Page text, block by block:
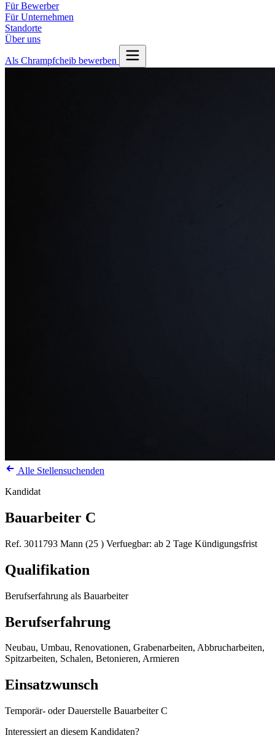
Für Bewerber
Für Unternehmen
Standorte
Über uns
Als Chrampfcheib bewerben
Alle Stellensuchenden
Kandidat
Bauarbeiter C
Ref. 3011793 Mann (25 ) Verfuegbar: ab 2 Tage Kündigungsfrist
Qualifikation
Berufserfahrung als Bauarbeiter
Berufserfahrung
Neubau, Umbau, Renovationen, Grabenarbeiten, Abbrucharbeiten,
Spitzarbeiten, Schalen, Betonieren, Armieren
Einsatzwunsch
Temporär- oder Dauerstelle Bauarbeiter C
Interessiert an diesem Kandidaten?